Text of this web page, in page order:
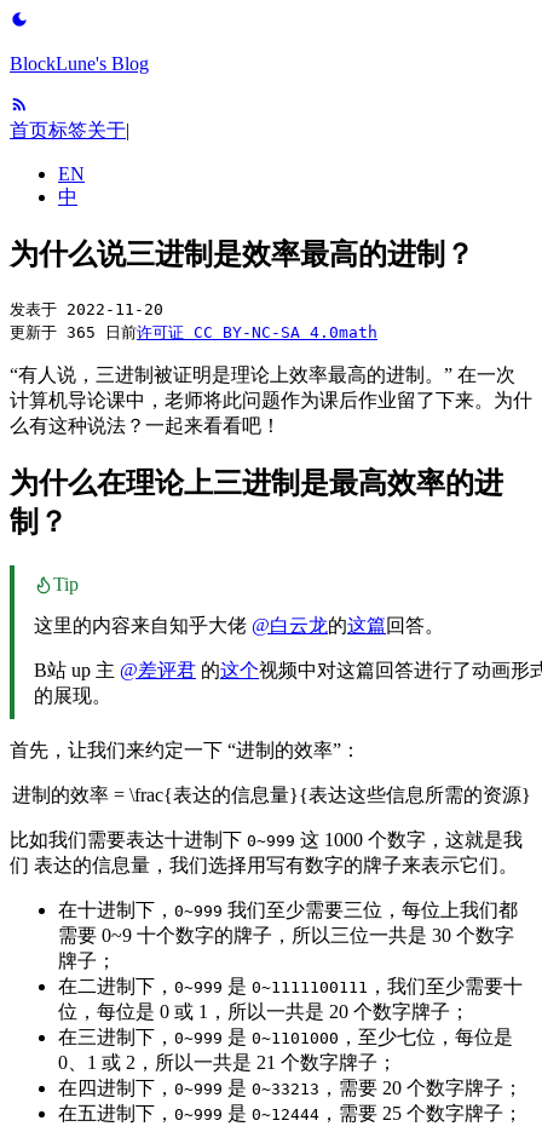
BlockLune's Blog
首页标签关于|
EN
中
为什么说三进制是效率最高的进制？
发表于 2022-11-20
更新于 365 日前许可证 CC BY-NC-SA 4.0math
“有人说，三进制被证明是理论上效率最高的进制。” 在一次
计算机导论课中，老师将此问题作为课后作业留了下来。为什
么有这种说法？一起来看看吧！
为什么在理论上三进制是最高效率的进
制？
Tip
这里的内容来自知乎大佬 @白云龙的这篇回答。
B站 up 主 @差评君 的这个视频中对这篇回答进行了动画形
的展现。
首先，让我们来约定一下 “进制的效率”：
进制的效率 = \frac{表达的信息量}{表达这些信息所需的资源}
比如我们需要表达十进制下 0~999 这 1000 个数字，这就是我
们 表达的信息量 ，我们选择用写有数字的牌子来表示它们。
在十进制下， 0~999 我们至少需要三位，每位上我们都
需要 0~9 十个数字的牌子，所以三位一共是 30 个数字
牌子；
在二进制下， 0~999 是 0~1111100111
，我们至少需要十
位，每位是 0 或 1，所以一共是 20 个数字牌子；
在三进制下， 0~999 是 0~1101000 ，至少七位，每位是
0、1 或 2，所以一共是 21 个数字牌子；
在四进制下， 0~999 是 0~33213 ，需要 20 个数字牌子；
在五进制下， 0~999 是 0~12444 ，需要 25 个数字牌子；